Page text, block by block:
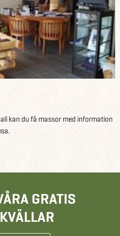
kan du få massor med information
GRATIS